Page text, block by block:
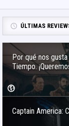
ÚLTIMAS
Por qué nos
Tiempo.
Captain America: